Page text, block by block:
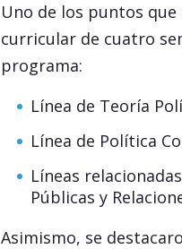
Uno de los puntos
curricular de cuatro
programa:
Línea de Teoría
Línea de Política
Líneas
Públicas y
Asimismo, se